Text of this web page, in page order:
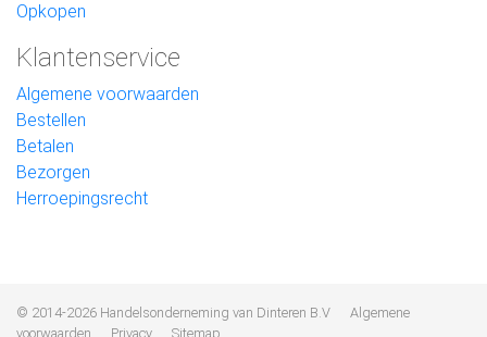
Opkopen
Klantenservice
Algemene voorwaarden
Bestellen
Betalen
Bezorgen
Herroepingsrecht
© 2014-2026 Handelsonderneming van Dinteren B.V
Algemene
voorwaarden
Privacy Sitemap